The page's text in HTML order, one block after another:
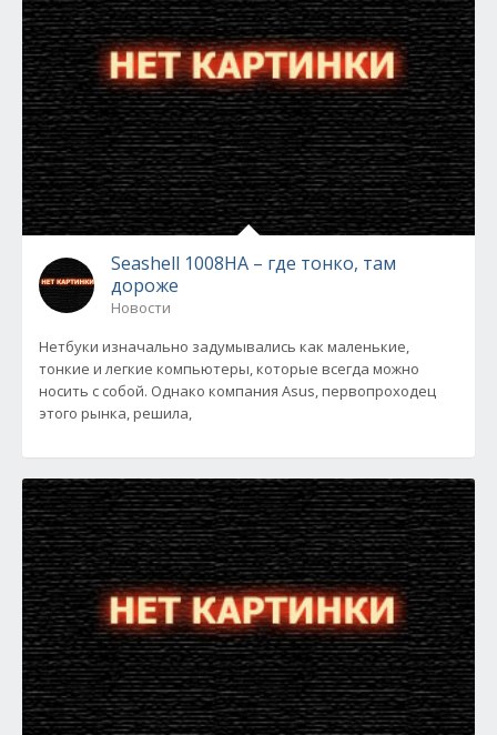
Seashell 1008HA – где тонко, там
дороже
Новости
Нетбуки изначально задумывались как маленькие,
тонкие и легкие компьютеры, которые всегда можно
носить с собой. Однако компания Asus, первопроходец
этого рынка, решила,